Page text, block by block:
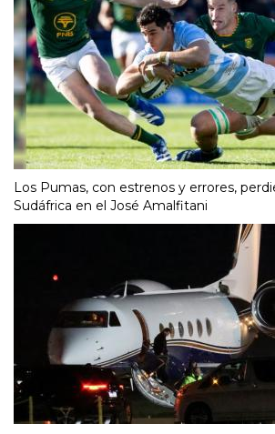
Los Pumas, con estrenos y errores,
Sudáfrica en el José Amalfitani